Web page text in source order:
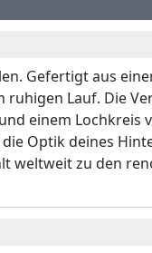
Gefertigt aus
Lauf. Die
einem Lochkreis
Optik deines
weltweit zu den